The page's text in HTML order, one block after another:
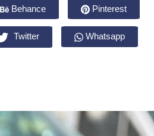
Behance Pinterest
Twitter Whatsapp